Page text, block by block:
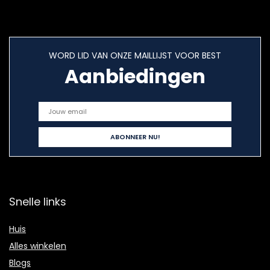
WORD LID VAN ONZE MAILLIJST VOOR BEST
Aanbiedingen
Snelle links
Huis
Alles winkelen
Blogs